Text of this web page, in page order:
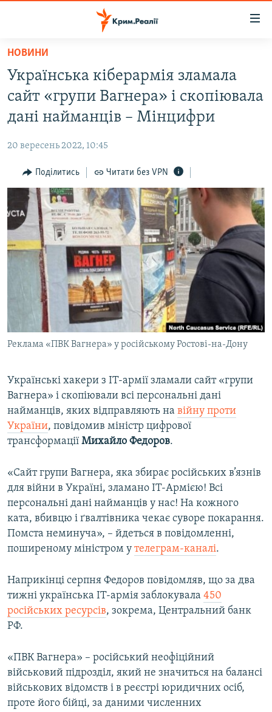
Перейти
основного
матеріалу
Перейти
до
основної
навігації
Перейти
до
пошуку
ВОДА.КРИМ
ВІДЕО ТА ФОТО
БЛОГИ
ПОГЛЯД
ІНТЕРВ'Ю
ВСЕ ЗА ДЕНЬ
СПЕЦПРОЕКТИ
ДЕПОРТАЦІЯ
ВІДЕОУРОКИ «ELIFBE»
СВІДЧЕННЯ ОКУПАЦІЇ
УКРАЇНСЬКА ПРОБЛЕМА КРИМУ
ІНФОГРАФІКА
ЯК ОБІЙТИ БЛОКУВАННЯ
Русский
Qırımtatar
ДОЛУЧАЙСЯ!
Усі сайти RFE/RL
НОВИНИ
Українська кіберармія зламала
сайт «групи Вагнера» і скопіювала
дані найманців – Мінцифри
20 вересень 2022, 10:45
Поділитись Читати без VPN
Реклама «ПВК Вагнера» у російському Ростові-на-Дону
Українські хакери з IT-армії зламали сайт «групи
Вагнера» і скопіювали всі персональні дані
найманців, яких відправляють на війну проти
України, повідомив міністр цифрової
трансформації Михайло Федоров.
«Сайт групи Вагнера, яка збирає російських в’язнів
для війни в Україні, зламано IT-Армією! Всі
персональні дані найманців у нас! На кожного
ката, вбивцю і ґвалтівника чекає суворе покарання.
Помста неминуча», – йдеться в повідомленні,
поширеному міністром у телеграм-каналі.
Наприкінці серпня Федоров повідомляв, що за два
тижні українська IT-армія заблокувала 450
російських ресурсів, зокрема, Центральний банк
РФ.
«ПВК Вагнера» – російський неофіційний
військовий підрозділ, який не значиться на балансі
військових відомств і в реєстрі юридичних осіб,
проте його бійці, за даними численних